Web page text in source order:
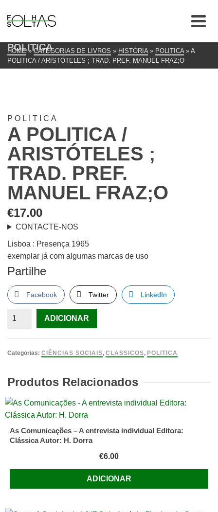
POLITICA
HOME » CATEGORIAS DE LIVROS » HISTÓRIA » POLITICA » A
POLITICA / ARISTÓTELES ; TRAD. PREF. MANUEL FRAZ;O
POLITICA
A POLITICA /
ARISTÓTELES ;
TRAD. PREF.
MANUEL FRAZ;O
€17.00
CONTACTE-NOS
Lisboa : Presença 1965
exemplar já com algumas marcas de uso
Partilhe
Facebook Twitter LinkedIn
Quantidade
POLiTICA
;
TRAD.
PREF.
FRAZ;O
ADICIONAR
Categorias: CIÊNCIAS SOCIAIS, CLASSICOS, POLITICA
Produtos Relacionados
As Comunicações – A entrevista individual Editora:
Clássica Autor: H. Dorra
€6.00
ADICIONAR